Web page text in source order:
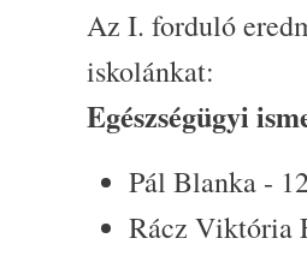
Az I. forduló
iskolánkat:
Egészségügyi
Pál Blanka -
Rácz Viktória